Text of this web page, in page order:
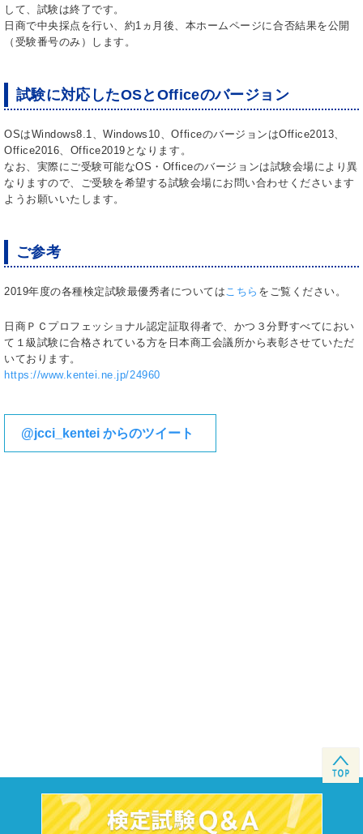
して、試験は終了です。
日商で中央採点を行い、約1ヵ月後、本ホームページに合否結果を公開
（受験番号のみ）します。
試験に対応したOSとOfficeのバージョン
OSはWindows8.1、Windows10、OfficeのバージョンはOffice2013、
Office2016、Office2019となります。
なお、実際にご受験可能なOS・Officeのバージョンは試験会場により異
なりますので、ご受験を希望する試験会場にお問い合わせくださいます
ようお願いいたします。
ご参考
2019年度の各種検定試験最優秀者についてはこちら をご覧ください。
日商ＰＣプロフェッショナル認定証取得者で、かつ３分野すべてにおい
て１級試験に合格されている方を日本商工会議所から表彰させていただ
いております。
https://www.kentei.ne.jp/24960
@jcci_kentei からのツイート